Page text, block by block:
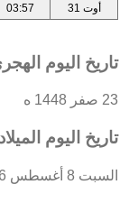
أوت 31
03:57
تاريخ اليوم
23 صفر 1448 ه
تاريخ اليوم
السبت 8 أغسطس 2026 م